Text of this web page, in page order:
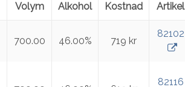
Volym Alkohol Kostnad Artikel
700.00 46.00% 719 kr
82102
82116